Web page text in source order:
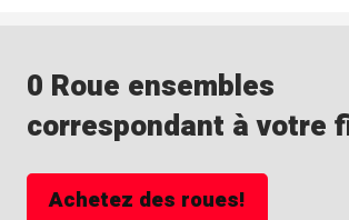
0 Roue ensembles
correspondant à votre
Achetez des roues!